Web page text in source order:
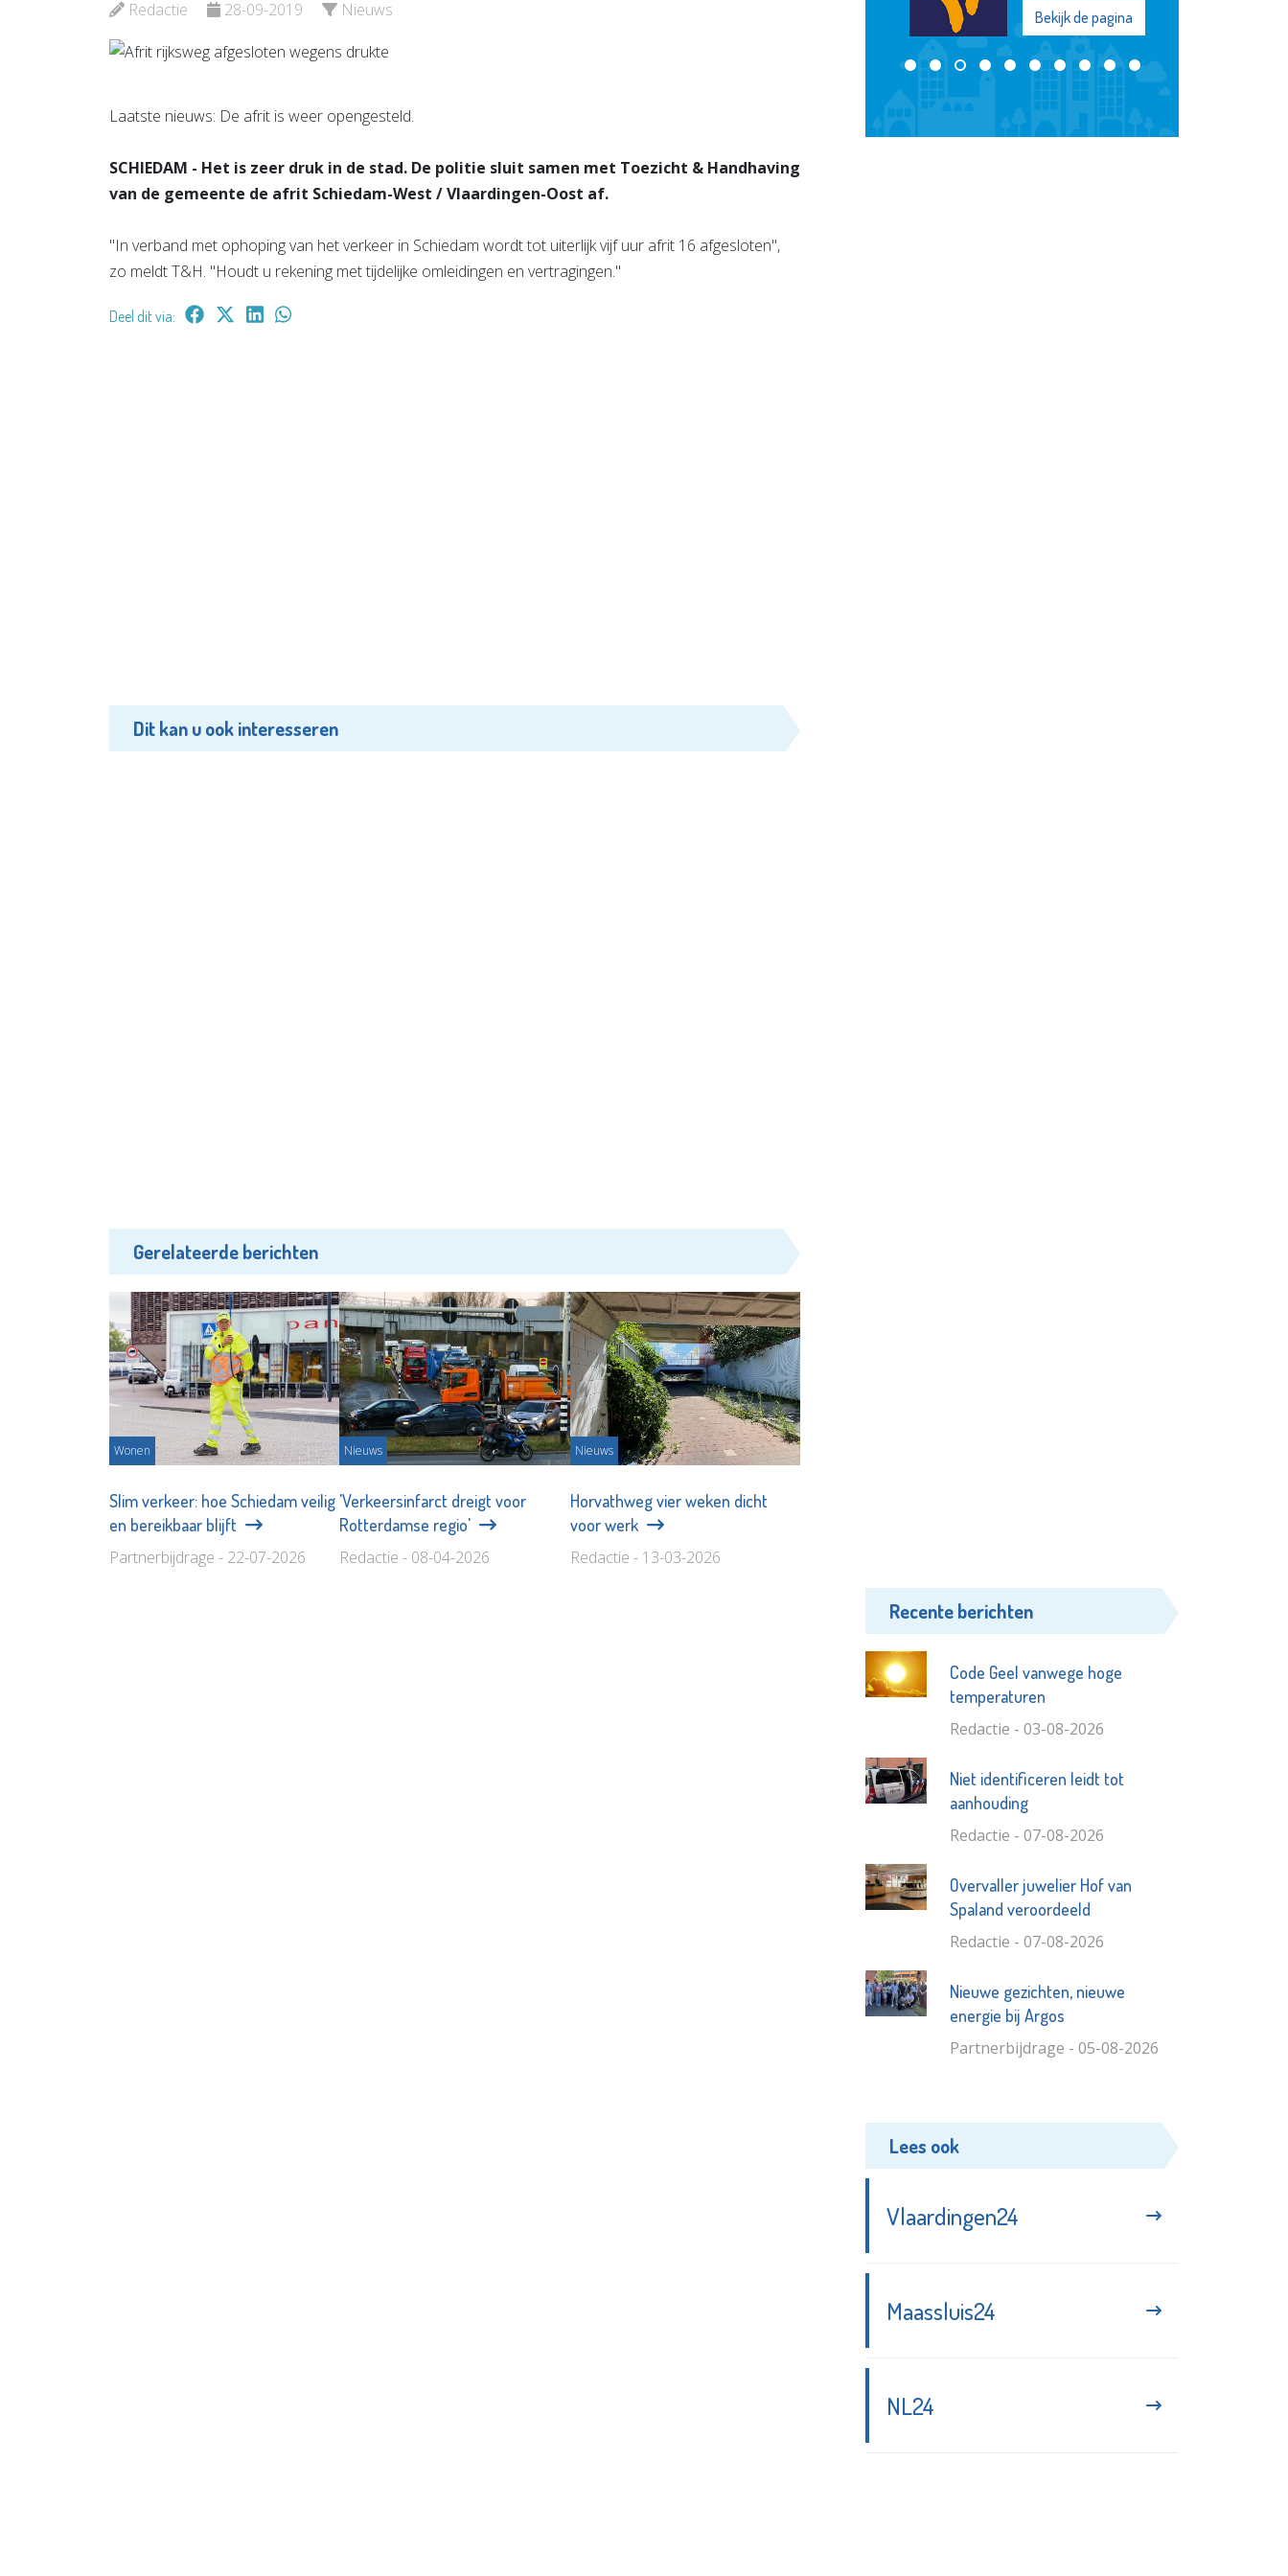
Redactie 28-09-2019 Nieuws
Laatste nieuws: De afrit is weer opengesteld.
SCHIEDAM - Het is zeer druk in de stad. De politie sluit samen met Toezicht & Handhaving
van de gemeente de afrit Schiedam-West / Vlaardingen-Oost af.
"In verband met ophoping van het verkeer in Schiedam wordt tot uiterlijk vijf uur afrit 16 afgesloten",
zo meldt T&H. "Houdt u rekening met tijdelijke omleidingen en vertragingen."
Deel dit via:
Dit kan u ook interesseren
Gerelateerde berichten
Wonen
Slim verkeer: hoe Schiedam veilig
en bereikbaar blijft
Partnerbijdrage - 22-07-2026
Nieuws
'Verkeersinfarct dreigt voor
Rotterdamse regio'
Redactie - 08-04-2026
Nieuws
Horvathweg vier weken dicht
voor werk
Redactie - 13-03-2026
Bekijk de pagina Bekijk de pagina Bekijk de pagina
Recente berichten
Code Geel vanwege hoge
temperaturen
Redactie - 03-08-2026
Niet identificeren leidt tot
aanhouding
Redactie - 07-08-2026
Overvaller juwelier Hof van
Spaland veroordeeld
Redactie - 07-08-2026
Nieuwe gezichten, nieuwe
energie bij Argos
Partnerbijdrage - 05-08-2026
Lees ook
Vlaardingen24
Maassluis24
NL24